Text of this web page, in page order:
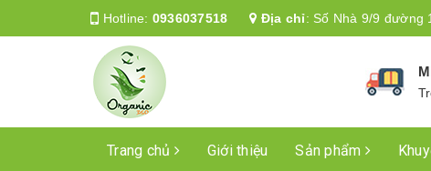
Hotline: 0936037518 Địa chỉ: Số Nhà 9/9 đường
Trang chủ Giới thiệu Sản phẩm